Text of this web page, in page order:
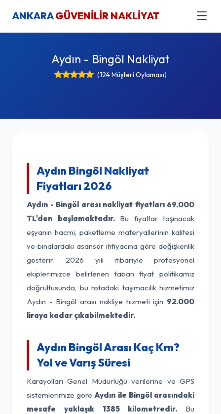
ANKARAGÜVENİLİR NAKLİYAT
Aydın - Bingöl Nakliyat
(124 Müşteri Oylaması)
Aydın Bingöl Nakliyat
Fiyatları 2026
Aydın - Bingöl arası nakliyat fiyatları 69.000
TL'den başlamaktadır.Bu fiyatlar taşınacak
eşyanın hacmi, paketleme materyallerinin kalitesi
ve binalardaki asansör ihtiyacına göre değişkenlik
gösterir. 2026 yılı itibariyle profesyonel
ekiplerimizce belirlenen taban fiyat politikamız
doğrultusunda, bu rotadaki taşımacılık hizmetimiz
Aydın - Bingöl arası nakliye hizmeti için 92.000
liraya kadar çıkabilmektedir.
Aydın Bingöl Arası Kaç Km?
Yol ve Varış Süresi
Karayolları Genel Müdürlüğü verilerine ve GPS
sistemlerimize göreAydın ile Bingöl arasındaki
mesafe yaklaşık 1385 kilometredir. Bu